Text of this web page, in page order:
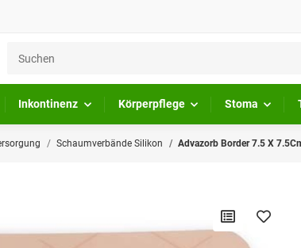
Inkontinenz Körperpflege Stoma
Schaumverbände Silikon Advazorb Border 7.5 X